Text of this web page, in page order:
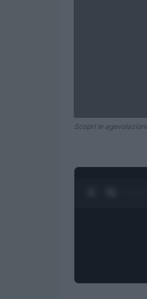
Scopri le